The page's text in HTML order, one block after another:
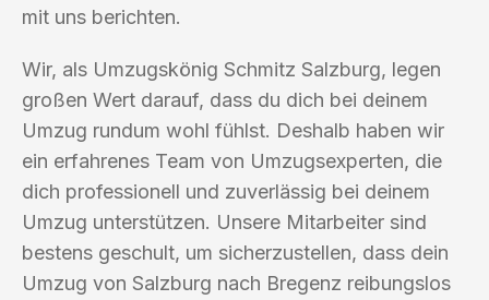
mit uns berichten.
Wir, als Umzugskönig Schmitz Salzburg, legen
großen Wert darauf, dass du dich bei deinem
Umzug rundum wohl fühlst. Deshalb haben wir
ein erfahrenes Team von Umzugsexperten, die
dich professionell und zuverlässig bei deinem
Umzug unterstützen. Unsere Mitarbeiter sind
bestens geschult, um sicherzustellen, dass dein
Umzug von Salzburg nach Bregenz reibungslos